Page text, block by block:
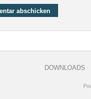
DOWNLOADS